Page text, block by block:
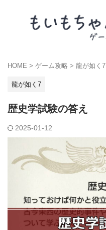
HOME > ゲーム攻略 > 龍が如く7
龍が如く7
歴史学試験の答え
2025-01-12